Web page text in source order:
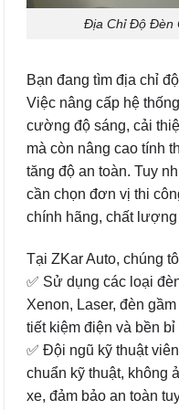
Địa Chỉ Độ Đèn
Bạn đang tìm địa chỉ
Việc nâng cấp hệ
cường độ sáng, cải
mà còn nâng cao tính
tăng độ an toàn. Tuy
cần chọn đơn vị thi
chính hãng, chất lượng
Tại ZKar Auto, chúng
✅ Sử dụng các loại
Xenon, Laser, đèn
tiết kiệm điện và bền
✅ Đội ngũ kỹ thuật
chuẩn kỹ thuật, không
xe, đảm bảo an toàn